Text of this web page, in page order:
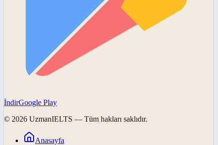
İndirGoogle Play
© 2026 UzmanIELTS — Tüm hakları saklıdır.
Anasayfa